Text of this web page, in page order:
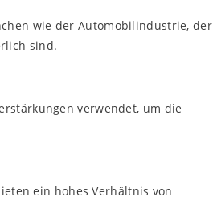
wie der Automobilindustrie, der
sind.
verwendet, um die
ein hohes Verhältnis von